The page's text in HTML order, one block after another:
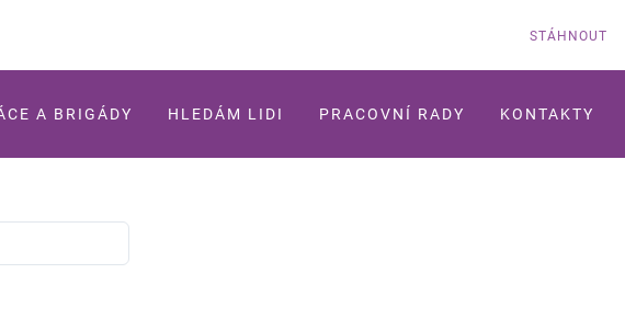
STÁHNOUT
A BRIGÁDY HLEDÁM LIDI PRACOVNÍ RADY KONTAKTY